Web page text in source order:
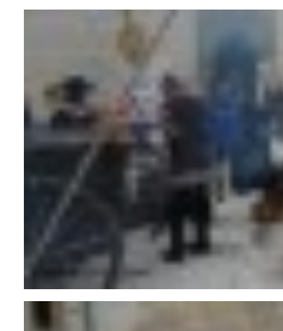
HISTORIE 2022
O NÁS :-)
VÝROČNÍ ZPRÁVY